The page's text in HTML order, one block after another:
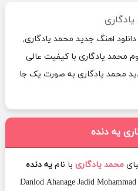
اهنگ جدید محمد یادگاری,
محمد یادگاری با کیفیت عالی
محمد یادگاری به صورت یک جا
یه دنده
محمد یادگاری با نام یه دنده
Danlod Ahanage Jadid